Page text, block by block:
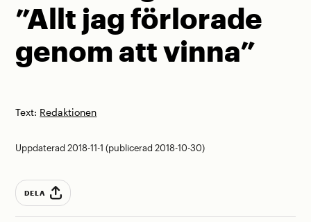
”Allt jag förlorade
genom att vinna”
Text: Redaktionen
Uppdaterad 2018-11-1 (publicerad 2018-10-30)
DELA